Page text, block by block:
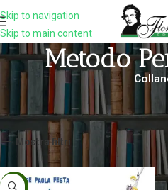
Skip to navigation
Skip to main content
Metodo
Prodotti taggati “metodo per
Visualizzazione del risultato
Mostra filtri
-5%